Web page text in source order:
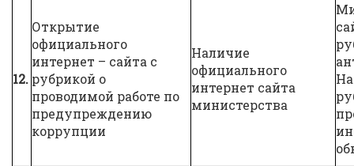
12.
Открытие
официального
интернет – сайта с
рубрикой о
проводимой работе по
предупреждению
коррупции
Наличие
официального
интернет сайта
министерства